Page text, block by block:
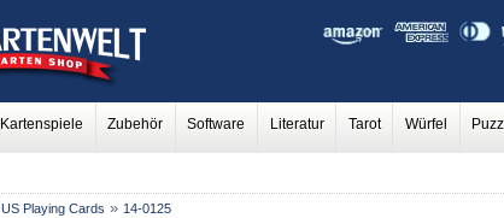
Kartenspiele Zubehör Software Literatur Tarot Würfel
US Playing Cards » 14-0125